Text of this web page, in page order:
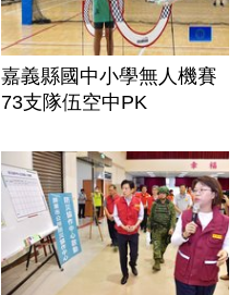
嘉義縣國中小學無人機賽
73支隊伍空中PK